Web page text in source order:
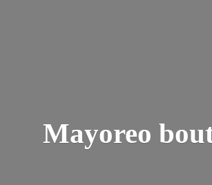
Mayoreo